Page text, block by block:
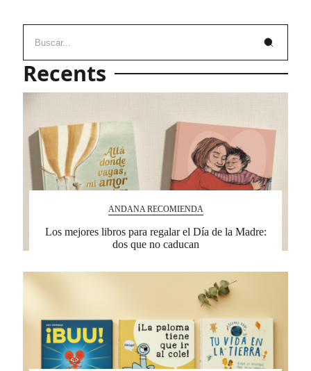
Recents
ANDANA RECOMIENDA
Los mejores libros para regalar el Día de la Madre:
dos que no caducan